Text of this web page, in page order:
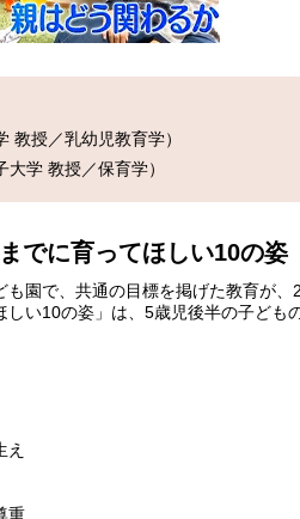
教授／乳幼児教育学）
でに育ってほしい10の姿
も園で、共通の目標を掲げた教育が
しい10の姿」は、5歳児後半の子ども
え
重